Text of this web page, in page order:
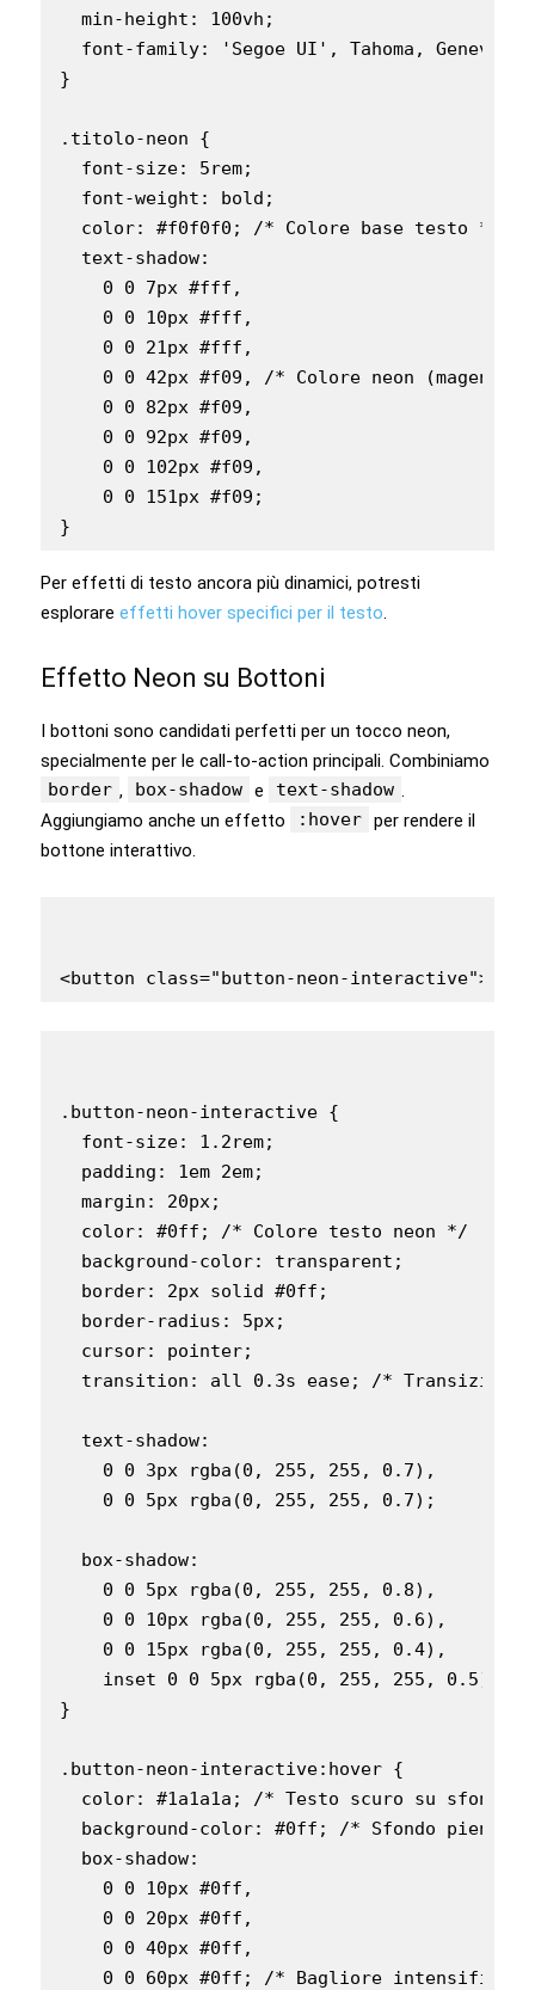
  min-height: 100vh;
font-family: 'Segoe UI', Tahoma, Geneva,
}
.titolo-neon {
  font-size: 5rem;
  font-weight: bold;
  color: #f0f0f0; /* Colore base testo */
  text-shadow:
    0 0 7px #fff,
    0 0 10px #fff,
    0 0 21px #fff,
0 0 42px #f09, /* Colore neon (magenta)
    0 0 82px #f09,
    0 0 92px #f09,
    0 0 102px #f09,
    0 0 151px #f09;
Per effetti di testo ancora più dinamici, potresti
esplorare effetti hover specifici per il testo
Effetto Neon su Bottoni
I bottoni sono candidati perfetti per un tocco neon,
specialmente per le call-to-action principali. Combiniamo
border , box-shadow e text-shadow
Aggiungiamo anche un effetto
:hover per rendere il
bottone interattivo.
.button-neon-interactive {
  font-size: 1.2rem;
  padding: 1em 2em;
  margin: 20px;
  color: #0ff; /* Colore testo neon */
  background-color: transparent;
  border: 2px solid #0ff;
  border-radius: 5px;
  cursor: pointer;
transition: all 0.3s ease; /* Transizione
  text-shadow:
    0 0 3px rgba(0, 255, 255, 0.7),
    0 0 5px rgba(0, 255, 255, 0.7);
  box-shadow:
    0 0 5px rgba(0, 255, 255, 0.8),
    0 0 10px rgba(0, 255, 255, 0.6),
    0 0 15px rgba(0, 255, 255, 0.4),
inset 0 0 5px rgba(0, 255, 255, 0.5); /
}
.button-neon-interactive:hover {
color: #1a1a1a; /* Testo scuro su sfondo
background-color: #0ff; /* Sfondo pieno
  box-shadow:
    0 0 10px #0ff,
    0 0 20px #0ff,
    0 0 40px #0ff,
0 0 60px #0ff; /* Bagliore